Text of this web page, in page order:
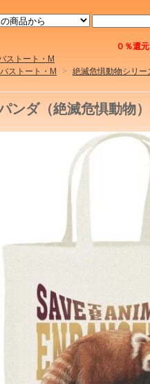
０％還
ストート・M
ストート・M > 絶滅危惧動物シリー
ンダ（絶滅危惧動物